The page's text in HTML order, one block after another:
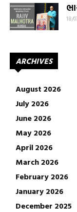
18/
ARCHIVES
August 2026
July 2026
June 2026
May 2026
April 2026
March 2026
February 2026
January 2026
December 2025